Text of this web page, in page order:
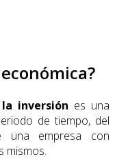
inversión es una
de tiempo, del
empresa con
mismos.